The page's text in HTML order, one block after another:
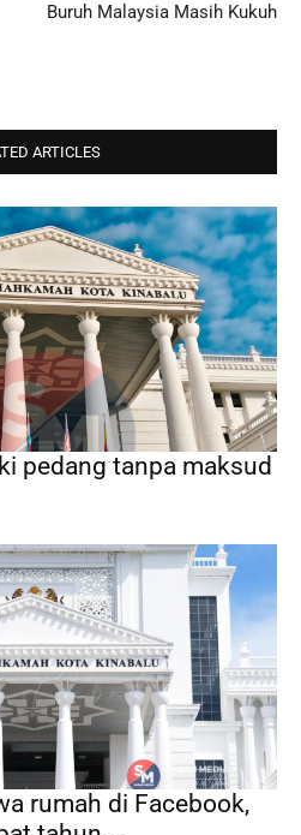
Buruh Malaysia Masih Kukuh
ARTICLES
pedang tanpa maksud
rumah di Facebook,